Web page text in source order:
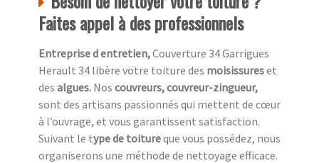
Faites appel à des professionnels
Entreprise d entretien,Couverture 34 Garrigues
Herault 34 libère votre toiture des moisissureset
des algues. Nos couvreurs, couvreur-zingueur,
sont des artisans passionnés qui mettent de cœur
à l’ouvrage, et vous garantissent satisfaction.
Suivant le type de toitureque vous possédez, nous
organiserons une méthode de nettoyage efficace.